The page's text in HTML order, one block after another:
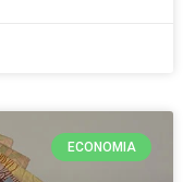
ECONOMIA